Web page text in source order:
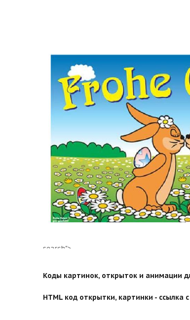
search">
Коды картинок, открыток и анимации
HTML код открытки, картинки - ссылка